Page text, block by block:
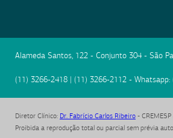
Alameda Santos, 122 - Conjunto 304 - São
(11) 3266-2418 | (11) 3266-2112 - Whatsapp:
Diretor Clínico: Dr. Fabrício Carlos Ribeiro -
Proibida a reprodução total ou parcial sem prévia